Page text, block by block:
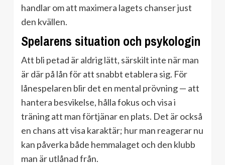
handlar om att maximera lagets chanser just
den kvällen.
Spelarens situation och psykologin
Att bli petad är aldrig lätt, särskilt inte när man
är där på lån för att snabbt etablera sig. För
lånespelaren blir det en mental prövning — att
hantera besvikelse, hålla fokus och visa i
träning att man förtjänar en plats. Det är också
en chans att visa karaktär; hur man reagerar nu
kan påverka både hemmalaget och den klubb
man är utlånad från.